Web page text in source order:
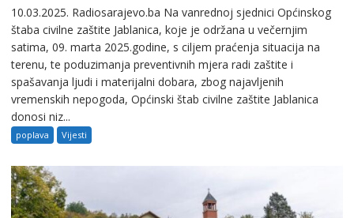
10.03.2025. Radiosarajevo.ba Na vanrednoj sjednici Općinskog
štaba civilne zaštite Jablanica, koje je održana u večernjim
satima, 09. marta 2025.godine, s ciljem praćenja situacija na
terenu, te poduzimanja preventivnih mjera radi zaštite i
spašavanja ljudi i materijalni dobara, zbog najavljenih
vremenskih nepogoda, Općinski štab civilne zaštite Jablanica
donosi niz...
poplava Vijesti